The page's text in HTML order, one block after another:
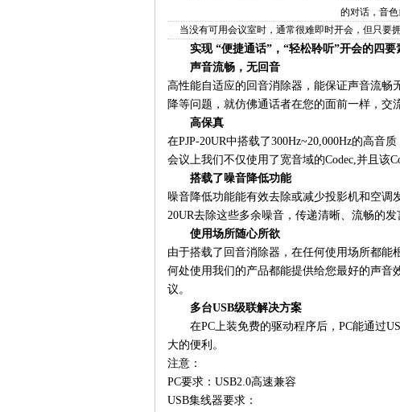
的对话，音色
当没有可用会议室时，通常很难即时开会，但只要
实现 “便捷通话”，“轻松聆听”开会的四要
声音流畅，无回音
高性能自适应的回音消除器，能保证声音流畅
降等问题，就仿佛通话者在您的面前一样，交
高保真
在PJP-20UR中搭载了300Hz~20,000Hz的高
会议上我们不仅使用了宽音域的Codec,并且该
搭载了噪音降低功能
噪音降低功能能有效去除或减少投影机和空调
20UR去除这些多余噪音，传递清晰、流畅的发
使用场所随心所欲
由于搭载了回音消除器，在任何使用场所都
何处使用我们的产品都能提供给您最好的声音
议。
多台USB级联解决方案
在PC上装免费的驱动程序后，PC能通过
大的便利。
注意：
PC要求：USB2.0高速兼容
USB集线器要求：